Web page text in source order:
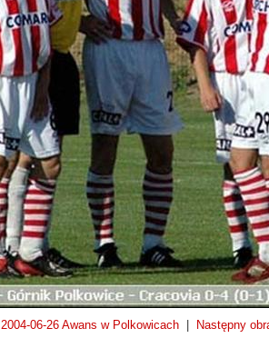
2004-06-26 Awans w Polkowicach Następny